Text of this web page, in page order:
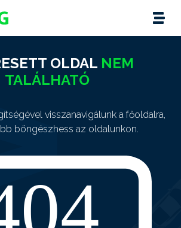
OLDAL NEM
TALÁLHATÓ
visszanavigálunk a főoldalra,
böngészhess az oldalunkon.